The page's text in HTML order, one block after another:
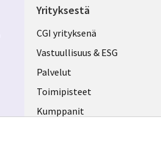
Yrityksestä
Useful
links
FINLAND
CGI yrityksenä
Vastuullisuus & ESG
Palvelut
Toimipisteet
Kumppanit